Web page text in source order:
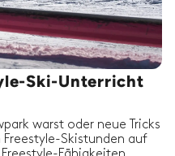
Ski-Unterricht
warst oder neue Tricks
Skistunden auf